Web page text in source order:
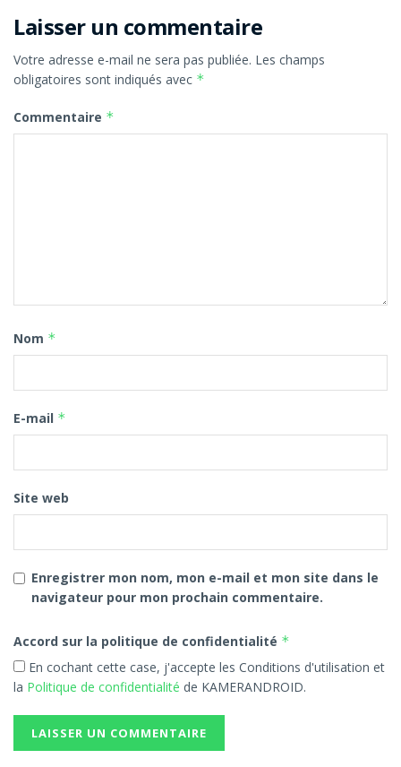
Laisser un commentaire
Votre adresse e-mail ne sera pas publiée. Les champs
obligatoires sont indiqués avec *
Commentaire *
Nom *
E-mail *
Site web
Enregistrer mon nom, mon e-mail et mon site dans le
navigateur pour mon prochain commentaire.
Accord sur la politique de confidentialité *
En cochant cette case, j'accepte les Conditions d'utilisation et
la Politique de confidentialité de KAMERANDROID.